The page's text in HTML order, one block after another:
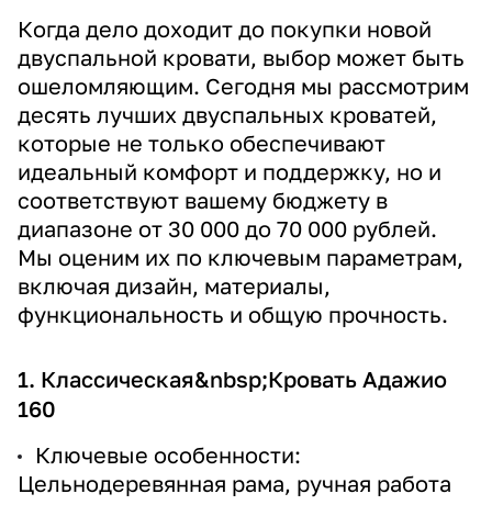
Когда дело доходит до покупки новой
двуспальной кровати, выбор может быть
ошеломляющим. Сегодня мы рассмотрим
десять лучших двуспальных кроватей,
которые не только обеспечивают
идеальный комфорт и поддержку, но и
соответствуют вашему бюджету в
диапазоне от 30 000 до 70 000 рублей.
Мы оценим их по ключевым параметрам,
включая дизайн, материалы,
функциональность и общую прочность.
1. Классическая&nbsp;Кровать Адажио
160
Ключевые особенности:
Цельнодеревянная рама, ручная работа